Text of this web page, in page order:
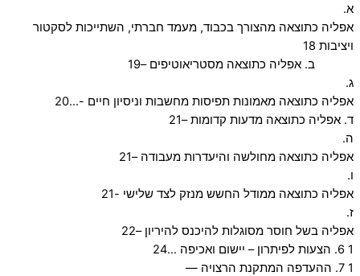
א.
אפליה כתוצאה מהצורך בכבוד, מעמד חברתי, השתייכות לסקטור
ויציבות 18
ב. אפליה כתוצאה מסטריאוטיפים –19
ג.
ד. אפליה כתוצאה מדעות קדומות –21
ה.
אפליה כתוצאה מחולשה והיעדרות מעבודה –21
ו.
אפליה כתוצאה ממודל החשש מנזק לצד שלישי -21
ז.
אפליה בשל חוסר מסוגלות להיכנס להיריון –22
1 6. הצעות לפיתרון – יישום ואכיפה …24
1 7. ההעדפה המתקנת הרצויה —